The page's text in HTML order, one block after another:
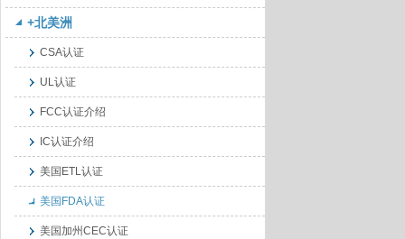
+北美洲
CSA认证
UL认证
FCC认证介绍
IC认证介绍
美国ETL认证
美国FDA认证
美国加州CEC认证